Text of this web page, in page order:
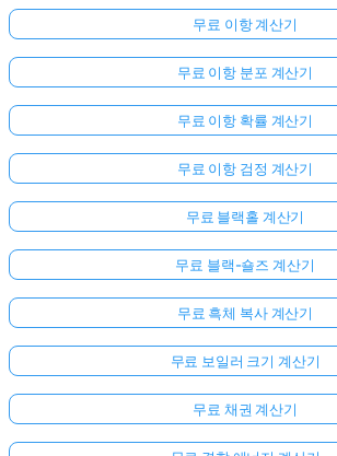
아
질
무료 이항 계산기
무료 이항 분포 계산기
무료 이항 확률 계산기
무료 이항 검정 계산기
무료 블랙홀 계산기
무료 블랙-숄즈 계산기
무료 흑체 복사 계산기
무료 보일러 크기 계산기
무료 채권 계산기